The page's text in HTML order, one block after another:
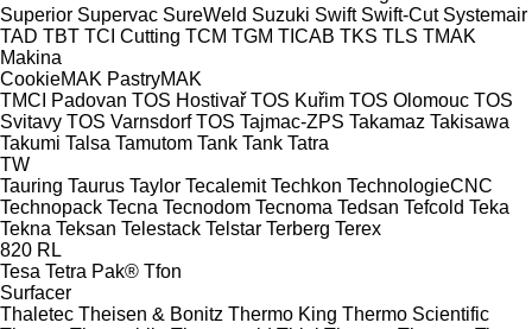
Superior Supervac SureWeld Suzuki Swift Swift-Cut Systemair
TAD TBT TCI Cutting TCM TGM TICAB TKS TLS TMAK
Makina
CookieMAK PastryMAK
TMCI Padovan TOS Hostivař TOS Kuřim TOS Olomouc TOS
Svitavy TOS Varnsdorf TOS Tajmac-ZPS Takamaz Takisawa
Takumi Talsa Tamutom Tank Tank Tatra
TW
Tauring Taurus Taylor Tecalemit Techkon TechnologieCNC
Technopack Tecna Tecnodom Tecnoma Tedsan Tefcold Teka
Tekna Teksan Telestack Telstar Terberg Terex
820 RL
Tesa Tetra Pak® Tfon
Surfacer
Thaletec Theisen & Bonitz Thermo King Thermo Scientific